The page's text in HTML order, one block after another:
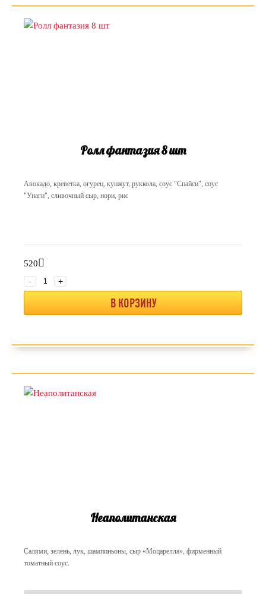
Ролл фантазия 8 шт
Авокадо, креветка, огурец, кунжут, руккола, соус "Спайси", соус
"Унаги", сливочный сыр, нори, рис
520
-
+
В КОРЗИНУ
Неаполитанская
Салями, зелень, лук, шампиньоны, сыр «Моцарелла», фирменный
томатный соус.